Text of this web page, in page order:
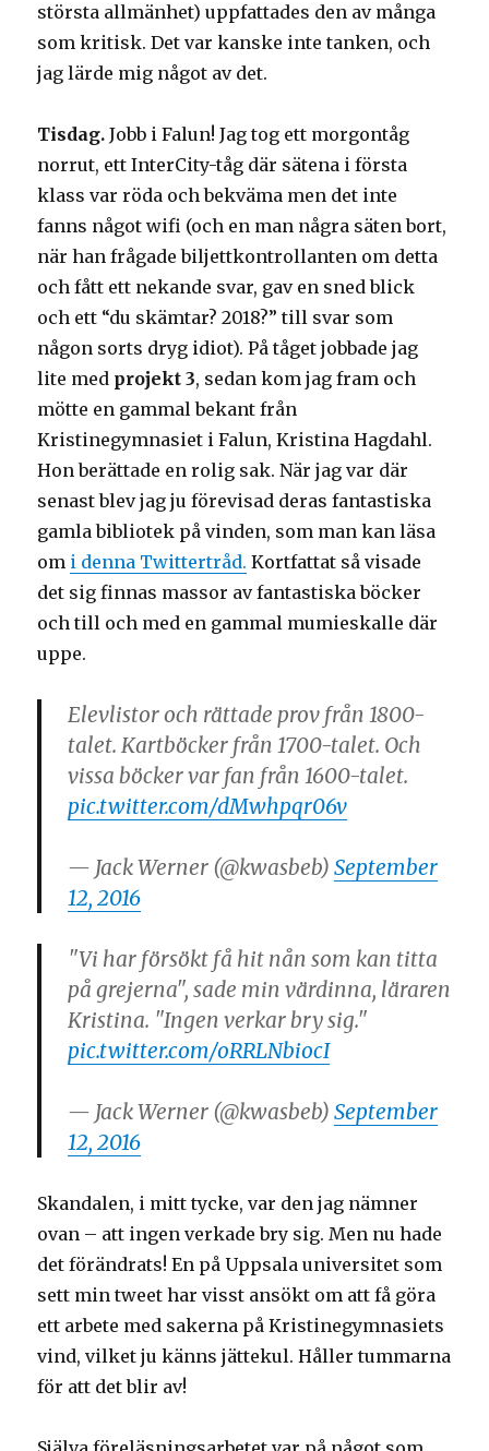
största allmänhet) uppfattades den av många
som kritisk. Det var kanske inte tanken, och
jag lärde mig något av det.
Tisdag.Jobb i Falun! Jag tog ett morgontåg
norrut, ett InterCity-tåg där sätena i första
klass var röda och bekväma men det inte
fanns något wifi (och en man några säten bort,
när han frågade biljettkontrollanten om detta
och fått ett nekande svar, gav en sned blick
och ett “du skämtar? 2018?” till svar som
någon sorts dryg idiot). På tåget jobbade jag
lite med projekt 3, sedan kom jag fram och
mötte en gammal bekant från
Kristinegymnasiet i Falun, Kristina Hagdahl.
Hon berättade en rolig sak. När jag var där
senast blev jag ju förevisad deras fantastiska
gamla bibliotek på vinden, som man kan läsa
om i denna Twittertråd. Kortfattat så visade
det sig finnas massor av fantastiska böcker
och till och med en gammal mumieskalle där
uppe.
Elevlistor och rättade prov från 1800-
talet. Kartböcker från 1700-talet. Och
vissa böcker var fan från 1600-talet.
pic.twitter.com/dMwhpqr06v
— Jack Werner (@kwasbeb)September
12, 2016
"Vi har försökt få hit nån som kan titta
på grejerna", sade min värdinna, läraren
Kristina. "Ingen verkar bry sig."
pic.twitter.com/oRRLNbiocI
— Jack Werner (@kwasbeb)September
12, 2016
Skandalen, i mitt tycke, var den jag nämner
ovan – att ingen verkade bry sig. Men nu hade
det förändrats! En på Uppsala universitet som
sett min tweet har visst ansökt om att få göra
ett arbete med sakerna på Kristinegymnasiets
vind, vilket ju känns jättekul. Håller tummarna
för att det blir av!